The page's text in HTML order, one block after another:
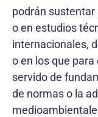
podrán sustentar
o en estudios
internacionales,
o en los que
servido de
de normas o la